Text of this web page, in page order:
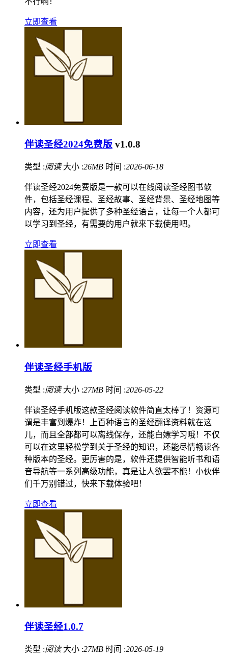
立即查看
伴读圣经2024免费版 v1.0.8
类型 :阅读 大小 :26MB 时间 :2026-06-18
伴读圣经2024免费版是一款可以在线阅读圣经图书软
件，包括圣经课程、圣经故事、圣经背景、圣经地图等
内容，还为用户提供了多种圣经语言，让每一个人都可
以学习到圣经，有需要的用户就来下载使用吧。
立即查看
伴读圣经手机版
类型 :阅读 大小 :27MB 时间 :2026-05-22
伴读圣经手机版这款圣经阅读软件简直太棒了！资源可
谓是丰富到爆炸！上百种语言的圣经翻译资料就在这
儿，而且全部都可以离线保存，还能白嫖学习哦！不仅
可以在这里轻松学到关于圣经的知识，还能尽情畅读各
种版本的圣经。更厉害的是，软件还提供智能听书和语
音导航等一系列高级功能，真是让人欲罢不能！小伙伴
们千万别错过，快来下载体验吧！
立即查看
伴读圣经1.0.7
类型 :阅读 大小 :27MB 时间 :2026-05-19